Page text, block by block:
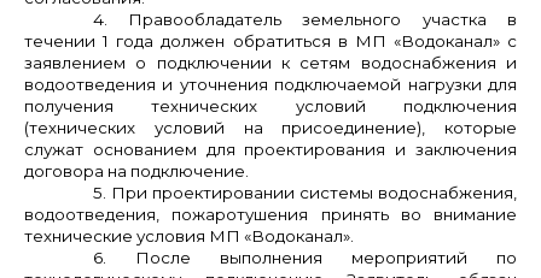
4. Правообладатель земельного участка в
течении 1 года должен обратиться в МП «Водоканал» с
заявлением о подключении к сетям водоснабжения и
водоотведения и уточнения подключаемой нагрузки для
получения технических условий подключения
(технических условий на присоединение), которые
служат основанием для проектирования и заключения
договора на подключение.
5. При проектировании системы водоснабжения,
водоотведения, пожаротушения принять во внимание
технические условия МП «Водоканал».
6. После выполнения мероприятий по